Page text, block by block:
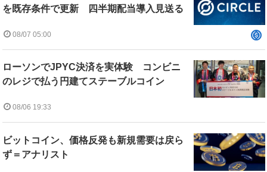
を既存条件で更新 四半期配当導入見送る
08/07 05:00
ローソンでJPYC決済を実体験 コンビニ
のレジで払う円建てステーブルコイン
08/06 19:33
ビットコイン、価格反発も新規需要は戻ら
ず＝アナリスト